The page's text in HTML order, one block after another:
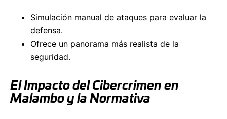
Simulación manual de ataques para evaluar la
defensa.
Ofrece un panorama más realista de la
seguridad.
El Impacto del Cibercrimen en
Malambo y la Normativa